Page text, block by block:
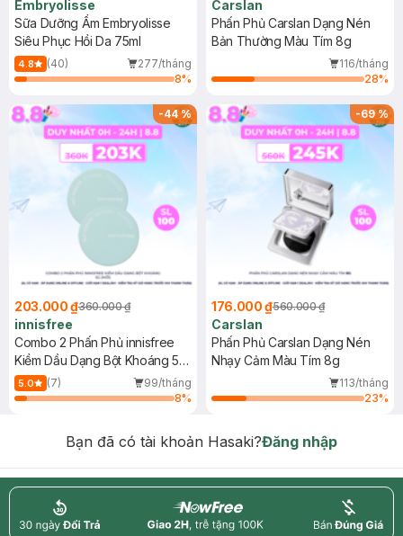
Embryolisse
Sữa Dưỡng Ẩm Embryolisse
Siêu Phục Hồi Da 75ml
4.8 (40)
277/tháng
8%
Carslan
Phấn Phủ Carslan Dạng Nén
Bản Thường Màu Tím 8g
116/tháng
28%
-44%
203.000 ₫360.000 ₫
innisfree
Combo 2 Phấn Phủ innisfree
Kiềm Dầu Dạng Bột Khoáng 5g
(Mới)
5.0 (7)
99/tháng
8%
-69%
176.000 ₫560.000 ₫
Carslan
Phấn Phủ Carslan Dạng Nén
Nhạy Cảm Màu Tím 8g
113/tháng
23%
Bạn đã có tài khoản Hasaki?Đăng nhập